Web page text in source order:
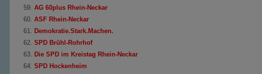
AG 60plus Rhein-Neckar
ASF Rhein-Neckar
Demokratie.Stark.Machen.
SPD Brühl-Rohrhof
Die SPD im Kreistag Rhein-Neckar
SPD Hockenheim